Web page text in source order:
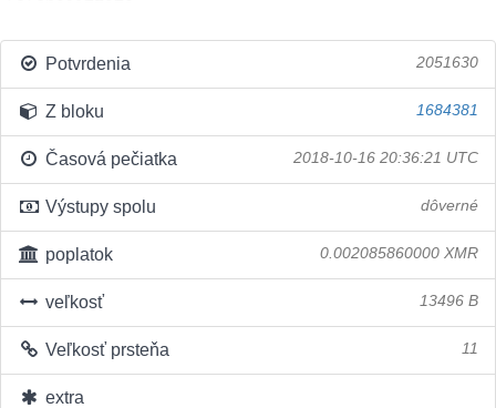
Potvrdenia 2051630
Z bloku 1684381
Časová pečiatka 2018-10-16 20:36:21 UTC
Výstupy spolu dôverné
poplatok 0.002085860000 XMR
veľkosť 13496 B
Veľkosť prsteňa 11
extra